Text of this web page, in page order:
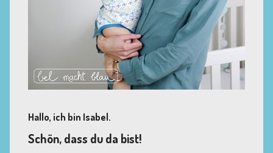
Hallo, ich bin Isabel.
Schön, dass du da bist!